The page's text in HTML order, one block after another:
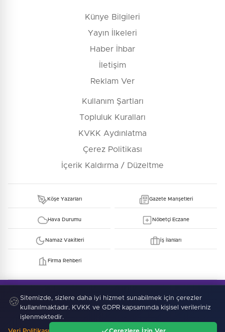
Künye Bilgileri
Yayın İlkeleri
Haber İhbar
İletişim
Reklam Ver
Kullanım Şartları
Topluluk Kuralları
KVKK Aydınlatma
Çerez Politikası
İçerik Kaldırma / Düzeltme
Köşe Yazarları Gazete Manşetleri
Hava Durumu Nöbetçi Eczane
Namaz Vakitleri İş İlanları
Firma Rehberi
🍪 Sitemizde, sizlere daha iyi hizmet sunabilmek için çerezler
kullanılmaktadır. KVKK ve GDPR kapsamında kişisel verileriniz
işlenmektedir.
Çerez Politikası